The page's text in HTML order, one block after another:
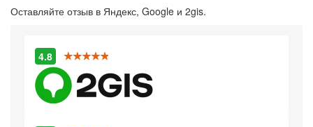
Оставляйте отзыв в Яндекс, Google и 2gis.
4.8